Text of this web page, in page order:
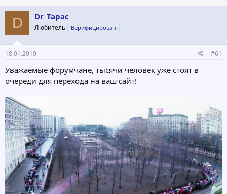
т
е
м
ы
т
а
а
ч
л
а
D Dr_Tapac
Любитель Верифицирован
18.01.2019 #61
Уважаемые форумчане, тысячи человек уже стоят в
очереди для перехода на ваш сайт!